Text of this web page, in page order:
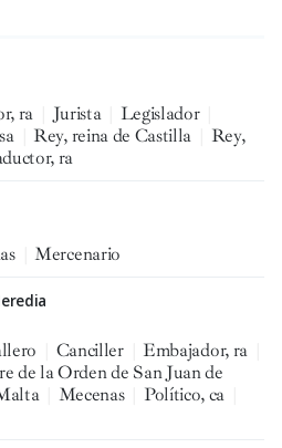
ra Jurista Legislador
Rey, reina de Castilla
Rey,
ra
Mercenario
Canciller Embajador, ra
de la Orden de San Juan de
Mecenas Político, ca